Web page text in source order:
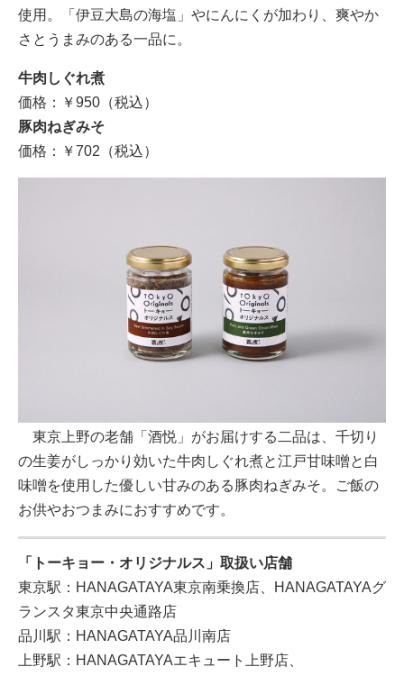
使用。「伊豆大島の海塩」やにんにくが加わり、爽やか
さとうまみのある一品に。
牛肉しぐれ煮
価格：￥950（税込）
豚肉ねぎみそ
価格：￥702（税込）
東京上野の老舗「酒悦」がお届けする二品は、千切り
の生姜がしっかり効いた牛肉しぐれ煮と江戸甘味噌と白
味噌を使用した優しい甘みのある豚肉ねぎみそ。ご飯の
お供やおつまみにおすすめです。
「トーキョー・オリジナルス」取扱い店舗
東京駅：HANAGATAYA東京南乗換店、HANAGATAYAグ
ランスタ東京中央通路店
品川駅：HANAGATAYA品川南店
上野駅：HANAGATAYAエキュート上野店、